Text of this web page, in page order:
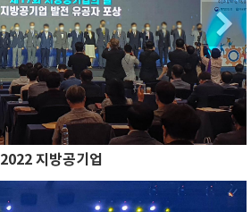
2022 지방공기업